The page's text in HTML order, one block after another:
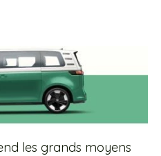
les grands moyens